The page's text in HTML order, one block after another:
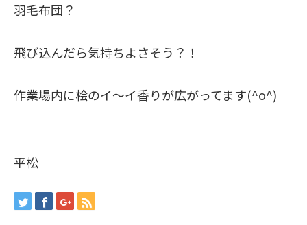
羽毛布団？
飛び込んだら気持ちよさそう？！
作業場内に桧のイ～イ香りが広がってます(^o^)
平松